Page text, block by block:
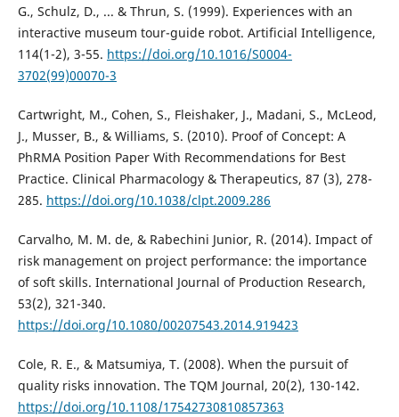
G., Schulz, D., ... & Thrun, S. (1999). Experiences with an
interactive museum tour-guide robot. Artificial Intelligence,
114(1-2), 3-55. https://doi.org/10.1016/S0004-
3702(99)00070-3
Cartwright, M., Cohen, S., Fleishaker, J., Madani, S., McLeod,
J., Musser, B., & Williams, S. (2010). Proof of Concept: A
PhRMA Position Paper With Recommendations for Best
Practice. Clinical Pharmacology & Therapeutics, 87 (3), 278-
285. https://doi.org/10.1038/clpt.2009.286
Carvalho, M. M. de, & Rabechini Junior, R. (2014). Impact of
risk management on project performance: the importance
of soft skills. International Journal of Production Research,
53(2), 321-340.
https://doi.org/10.1080/00207543.2014.919423
Cole, R. E., & Matsumiya, T. (2008). When the pursuit of
quality risks innovation. The TQM Journal, 20(2), 130-142.
https://doi.org/10.1108/17542730810857363